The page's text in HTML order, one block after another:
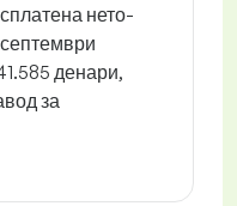
нето-
денари,
за